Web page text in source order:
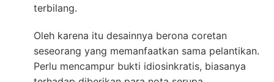
terbilang.
Oleh karena itu desainnya berona coretan
seseorang yang memanfaatkan sama pelantikan.
Perlu mencampur bukti idiosinkratis, biasanya